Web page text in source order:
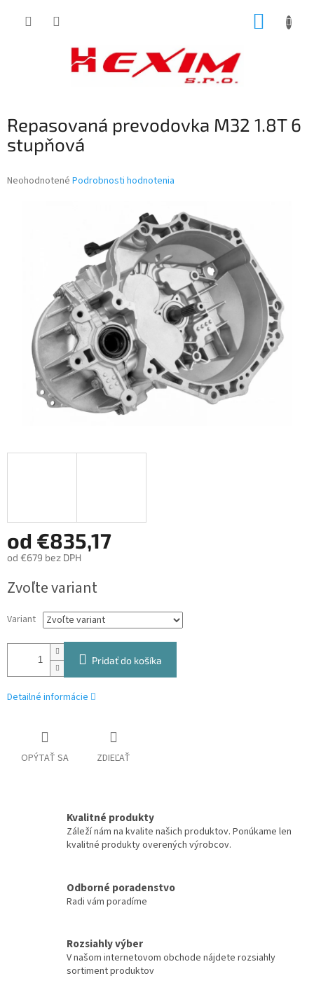
Repasovaná prevodovka M32 1.8T 6
stupňová
Priemerné
Neohodnotené Podrobnosti hodnotenia
od €835,17
od €679 bez DPH
cena:
Zvoľte variant
Variant
Pridať do košíka
Detailné informácie
OPÝTAŤ SA ZDIEĽAŤ
Kvalitné produkty
Záleží nám na kvalite našich produktov. Ponúkame len
kvalitné produkty overených výrobcov.
Odborné poradenstvo
Radi vám poradíme
Rozsiahly výber
V našom internetovom obchode nájdete rozsiahly
sortiment produktov